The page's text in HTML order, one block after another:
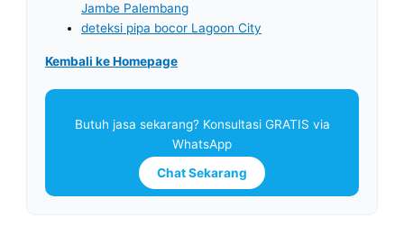
Jambe Palembang
deteksi pipa bocor Lagoon City
Kembali ke Homepage
Butuh jasa sekarang? Konsultasi GRATIS via
WhatsApp
Chat Sekarang